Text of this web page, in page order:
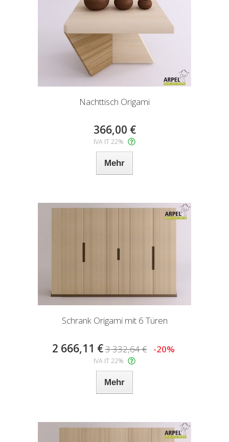
Nachttisch Origami
366,00 €
IVA IT 22%
Mehr
Schrank Origami mit 6 Türen
2 666,11 €3 332,64 € -20%
IVA IT 22%
Mehr